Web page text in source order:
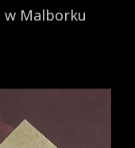
w Malborku